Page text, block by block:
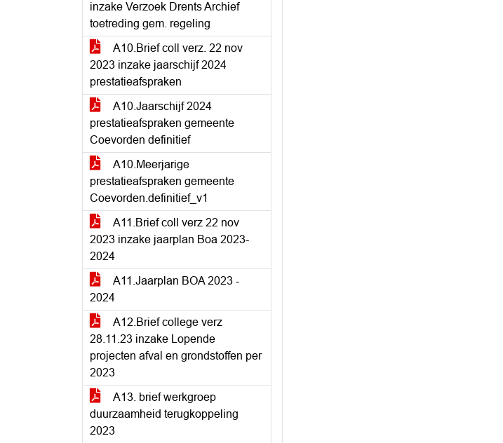
inzake Verzoek Drents Archief
toetreding gem. regeling
A10.Brief coll verz. 22 nov
2023 inzake jaarschijf 2024
prestatieafspraken
A10.Jaarschijf 2024
prestatieafspraken gemeente
Coevorden definitief
A10.Meerjarige
prestatieafspraken gemeente
Coevorden.definitief_v1
A11.Brief coll verz 22 nov
2023 inzake jaarplan Boa 2023-
2024
A11.Jaarplan BOA 2023 -
2024
A12.Brief college verz
28.11.23 inzake Lopende
projecten afval en grondstoffen per
2023
A13. brief werkgroep
duurzaamheid terugkoppeling
2023